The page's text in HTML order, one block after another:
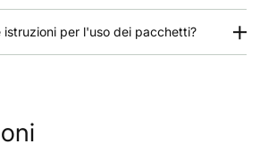
istruzioni per l'uso dei pacchetti?